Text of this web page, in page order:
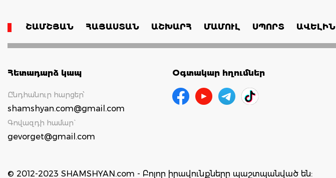
ՇԱՄՇՅԱՆ ՀԱՅԱՍՏԱՆ ԱՇԽԱՐՀ ՄԱՄՈՒԼ ՍՊՈՐՏ ԱՎԵԼԻՆ
Հետադարձ կապ
Ընդհանուր հարցեր՝
shamshyan.com@gmail.com
Գովազդի համար`
gevorget@gmail.com
Օգտակար հղումներ
© 2012-2023 SHAMSHYAN.com - Բոլոր իրավունքները պաշտպանված են: